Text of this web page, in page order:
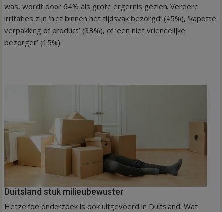
was, wordt door 64% als grote ergernis gezien. Verdere
irritaties zijn ‘niet binnen het tijdsvak bezorgd’ (45%), ‘kapotte
verpakking of product’ (33%), of ‘een niet vriendelijke
bezorger’ (15%).
Duitsland stuk milieubewuster
Hetzelfde onderzoek is ook uitgevoerd in Duitsland. Wat